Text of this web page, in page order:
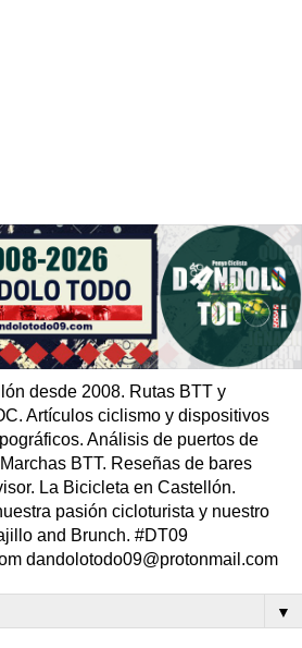
desde 2008. Rutas BTT y
Artículos ciclismo y dispositivos
Análisis de puertos de
BTT. Reseñas de bares
La Bicicleta en Castellón.
pasión cicloturista y nuestro
and Brunch. #DT09
dandolotodo09@protonmail.com
▼